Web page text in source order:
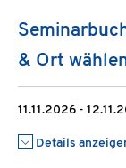
& Ort
11.11.2026 -
Details